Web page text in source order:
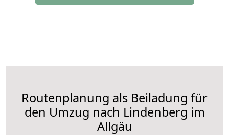
Routenplanung als Beiladung für
den Umzug nach Lindenberg im
Allgäu